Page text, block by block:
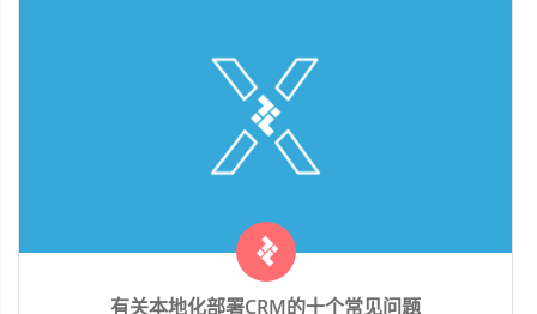
有关本地化部署CRM的十个常见问题